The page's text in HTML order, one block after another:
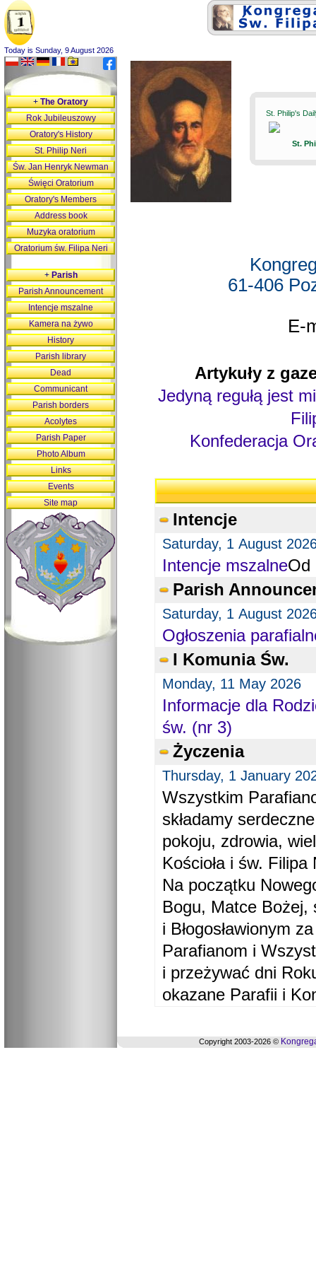
Today is Sunday, 9 August 2026
St. Philip's
St.
61-406
E-
Artykuły z
Jedyną regułą jest
Konfederacja
Intencje
Saturday, 1 August
Intencje mszalneOd
Parish
Saturday, 1 August
Ogłoszenia
I Komunia Św.
Monday, 11 May 2026
Informacje dla
św. (nr 3)
Życzenia
Thursday, 1 January
Wszystkim
składamy
pokoju, zdrowia,
Kościoła i św. Filipa
Na początku
Bogu, Matce Bożej,
i Błogosławionym
Parafianom i
i przeżywać dni
okazane Parafii i
+The Oratory
Rok Jubileuszowy
Oratory's History
St. Philip Neri
Św. Jan Henryk Newman
Święci Oratorium
Oratory's Members
Address book
Muzyka oratorium
Oratorium św. Filipa Neri
+Parish
Parish Announcement
Intencje mszalne
Kamera na żywo
History
Parish library
Dead
Communicant
Parish borders
Acolytes
Parish Paper
Photo Album
Links
Events
Site map
Copyright 2003-2026 ©